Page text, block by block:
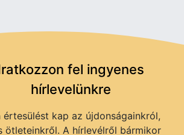
fel ingyenes
hírlevelünkre
értesülést kap az újdonságainkról,
ötleteinkről. A hírlevélről bármikor